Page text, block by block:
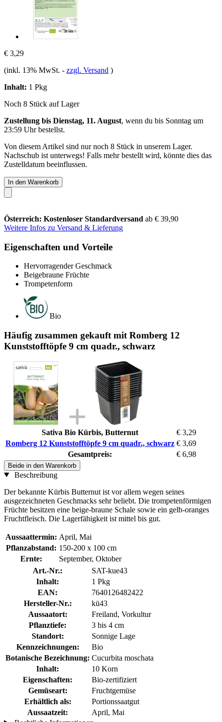
€ 3,29
(inkl. 13% MwSt. - zzgl. Versand )
Inhalt: 1 Pkg
Noch 8 Stück auf Lager
Zustellung bis Dienstag, 11. August, wenn du bis Sonntag um
23:59 Uhrbestellst.
Von diesem Artikel sind nur noch 8 Stück in unserem Lager.
Nachschub ist unterwegs! Falls mehr bestellt wird, könnte dies das
Zustelldatum beeinflussen.
In den Warenkorb
Österreich: Kostenloser Standardversand ab € 39,90
Weitere Infos zu Versand & Lieferung
Eigenschaften und Vorteile
Hervorragender Geschmack
Beigebraune Früchte
Trompetenform
Bio
Häufig zusammen gekauft mit Romberg 12
Kunststofftöpfe 9 cm quadr., schwarz
Sativa Bio Kürbis, Butternut
€ 3,29
Romberg 12 Kunststofftöpfe 9 cm quadr., schwarz € 3,69
Gesamtpreis:
€ 6,98
Beide in den Warenkorb
Beschreibung
Der bekannte Kürbis Butternut ist vor allem wegen seines
ausgezeichneten Geschmacks sehr beliebt. Die trompetenförmigen
Früchte besitzen eine beige-braune Schale sowie ein gelb-oranges
Fruchtfleisch. Die Lagerfähigkeit ist mittel bis gut.
Aussaattermin: April, Mai
Pflanzabstand: 150-200 x 100 cm
Ernte:
September, Oktober
Art.-Nr.:
SAT-kue43
Inhalt:
1 Pkg
EAN:
7640126482422
Hersteller-Nr.:
kü43
Aussaatort:
Freiland, Vorkultur
Pflanztiefe:
3 bis 4 cm
Standort:
Sonnige Lage
Kennzeichnungen:
Bio
Botanische Bezeichnung: Cucurbita moschata
Inhalt:
10 Korn
Eigenschaften:
Bio-zertifiziert
Gemüseart:
Fruchtgemüse
Erhältlich als:
Portionssaatgut
Aussaatzeit:
April, Mai